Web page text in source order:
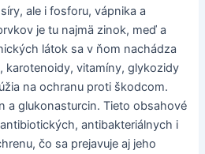
ale i fosforu, vápnika a
je tu najmä zinok, meď a
látok sa v ňom nachádza
karotenoidy, vitamíny, glykozidy
na ochranu proti škodcom.
a glukonasturcin. Tieto obsahové
antibakteriálnych i
čo sa prejavuje aj jeho